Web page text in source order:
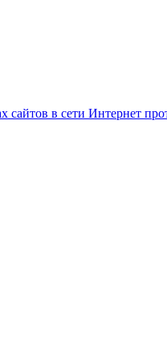
в сети Интернет